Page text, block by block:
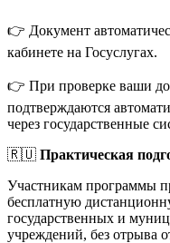
👉 Документ
кабинете на Госуслугах.
👉 При проверке ваши
подтверждаются
через государственные
🇷🇺 Практическая
Участникам программы
бесплатную
государственных и
учреждений, без отрыва